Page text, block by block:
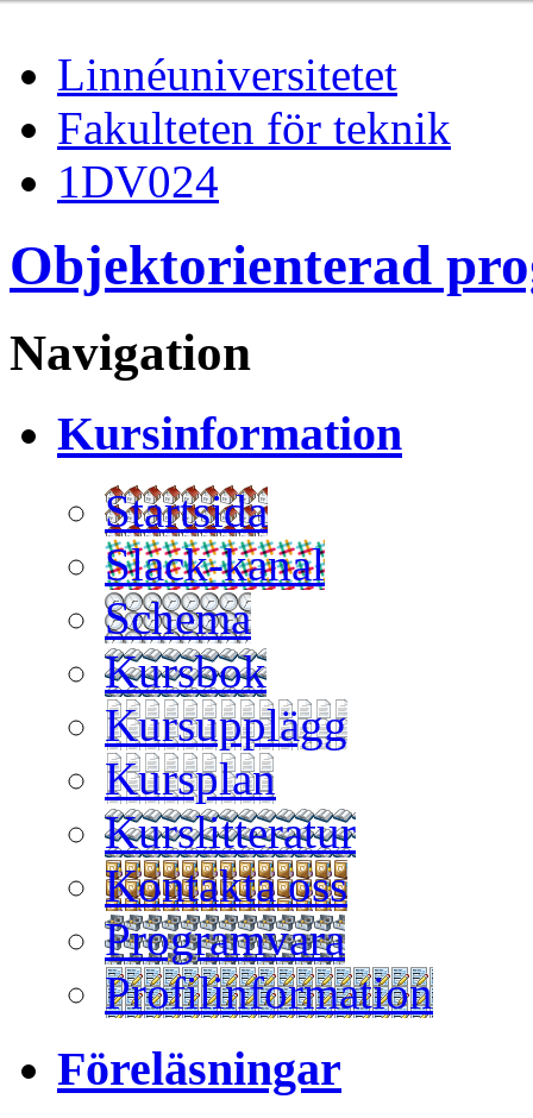
Linnéuniversitetet
Fakulteten för teknik
1DV024
Objektorienterad
Navigation
Kursinformation
Startsida
Slack-kanal
Schema
Kursbok
Kursupplägg
Kursplan
Kurslitteratur
Kontakta oss
Programvara
Profilinformation
Föreläsningar